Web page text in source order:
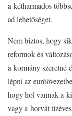
a kétharmados
ad lehetőséget.
Nem biztos, hogy
reformok és
a kormány szeretné
lépni az
hogy hol vannak a
vagy a horvát